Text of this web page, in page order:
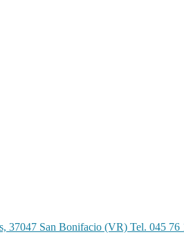
37047 San Bonifacio (VR) Tel. 045